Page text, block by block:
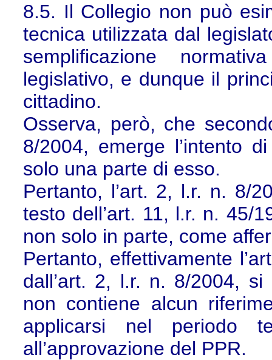
8.5. Il Collegio non può
tecnica utilizzata dal
semplificazione
legislativo, e dunque il
cittadino.
Osserva, però, che
8/2004, emerge l’intento
solo una parte di esso.
Pertanto, l’art. 2, l.r. n. 8/
testo dell’art. 11, l.r. n. 45/
non solo in parte, come
Pertanto, effettivamente
dall’art. 2, l.r. n. 8/2004,
non contiene alcun
applicarsi nel periodo
all’approvazione del PPR.